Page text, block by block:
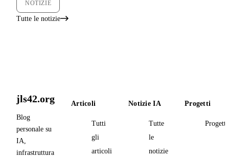
NOTIZIE
Tutte le notizie
jls42.org
Blog
personale su
IA,
infrastruttura
Articoli
Tutti
gli
articoli
Notizie IA
Tutte
le
notizie
Progetti
Progetti